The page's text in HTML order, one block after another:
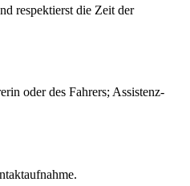
respektierst die Zeit der
oder des Fahrers; Assistenz-